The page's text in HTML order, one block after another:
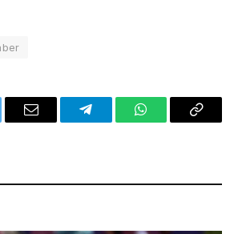
Email TelegramWhatsAppCopy